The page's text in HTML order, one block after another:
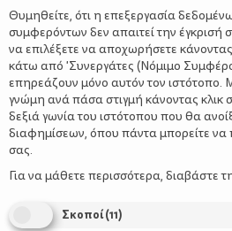
Νικήστε τα μικρόβια
Θυμηθείτε, ότι η επεξεργασία
συμφερόντων δεν απαιτεί την έγκρισή
να επιλέξετε να αποχωρήσετε κάνοντας
κάτω από 'Συνεργάτες (Νόμιμο
επηρεάζουν μόνο αυτόν τον ιστότοπο.
γνώμη ανά πάσα στιγμή κάνοντας κλικ
δεξιά γωνία του ιστότοπου που θα
διαφημίσεων, όπου πάντα μπορείτε να
σας.
Για να μάθετε περισσότερα, διαβάστε
Σκοποί(11)